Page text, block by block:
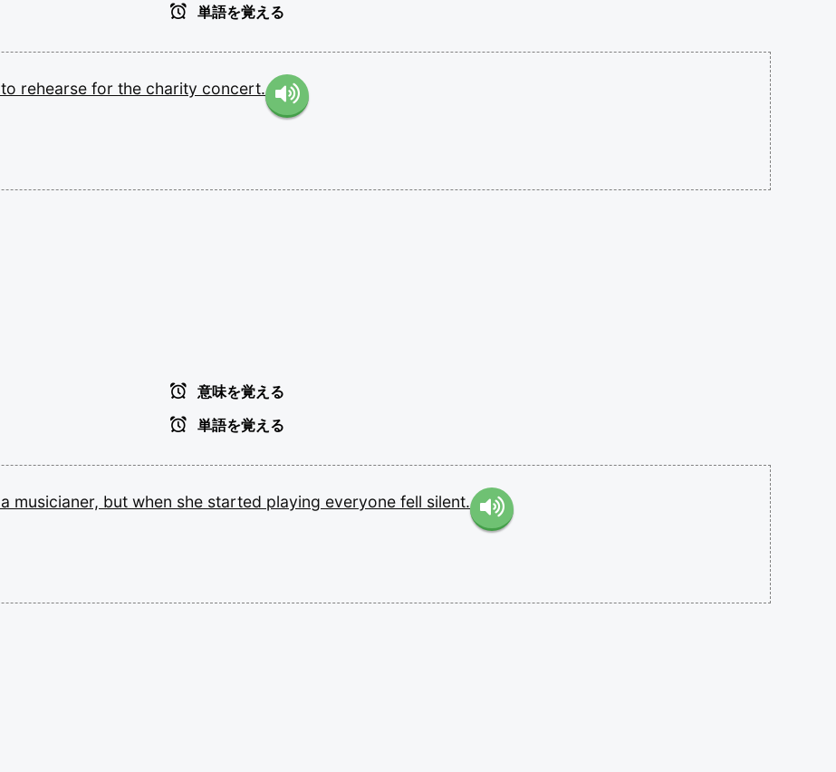
単語を覚える
to rehearse for the charity concert.
意味を覚える
単語を覚える
a musicianer, but when she started playing everyone fell silent.